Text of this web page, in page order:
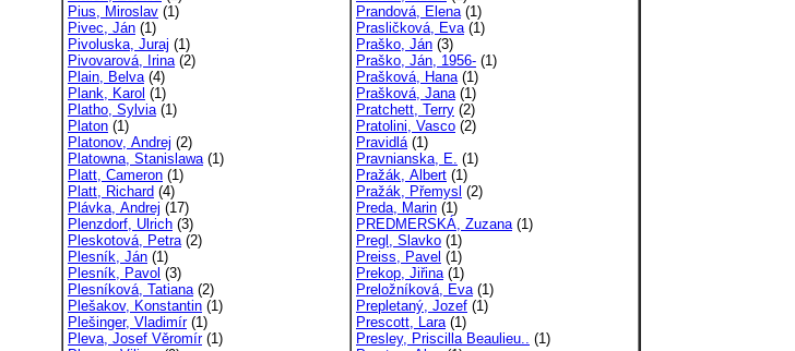
Pius, Miroslav (1)
Pivec, Ján (1)
Pivoluska, Juraj (1)
Pivovarová, Irina(2)
Plain, Belva(4)
Plank, Karol (1)
Platho, Sylvia(1)
Platon (1)
Platonov, Andrej (2)
Platowna, Stanislawa(1)
Platt, Cameron (1)
Platt, Richard (4)
Plávka, Andrej (17)
Plenzdorf, Ulrich (3)
Pleskotová, Petra(2)
Plesník, Ján (1)
Plesník, Pavol (3)
Plesníková, Tatiana(2)
Plešakov, Konstantin (1)
Plešinger, Vladimír(1)
Pleva, Josef Věromír(1)
Prandová, Elena(1)
Prasličková, Eva(1)
Praško, Ján (3)
Praško, Ján, 1956- (1)
Prašková, Hana(1)
Prašková, Jana(1)
Pratchett, Terry (2)
Pratolini, Vasco (2)
Pravidlá(1)
Pravnianska, E. (1)
Pražák, Albert (1)
Pražák, Přemysl (2)
Preda, Marin (1)
PREDMERSKÁ, Zuzana(1)
Pregl, Slavko (1)
Preiss, Pavel (1)
Prekop, Jiřina(1)
Preložníková, Eva(1)
Prepletaný, Jozef (1)
Prescott, Lara(1)
Presley, Priscilla Beaulieu.. (1)